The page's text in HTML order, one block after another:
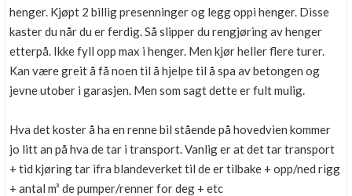
henger. Kjøpt 2 billig presenninger og legg oppi henger. Disse
kaster du når du er ferdig. Så slipper du rengjøring av henger
etterpå. Ikke fyll opp max i henger. Men kjør heller flere turer.
Kan være greit å få noen til å hjelpe til å spa av betongen og
jevne utober i garasjen. Men som sagt dette er fult mulig.
Hva det koster å ha en renne bil stående på hovedvien kommer
jo litt an på hva de tar i transport. Vanlig er at det tar transport
+ tid kjøring tar ifra blandeverket til de er tilbake + opp/ned rigg
+ antal m³ de pumper/renner for deg + etc